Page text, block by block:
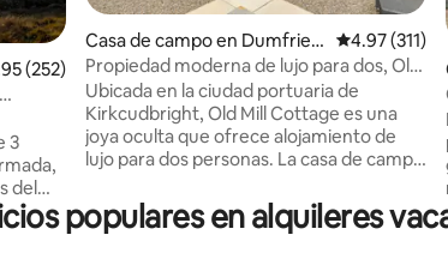
promedio: 4.95 de 5, 252 reseñas
(252)
del
del
Casa de campo en Dumfries
and Galloway
Calificación
4.97 (311)
Propiedad moderna de lujo para dos, Old
Mill Cottage
Ubicada en la ciudad portuaria de
Kirkcudbright, Old Mill Cottage es una
joya oculta que ofrece alojamiento de
lujo para dos personas. La casa de campo
restauración completa, lo que significa
que los afortunados huéspedes podrán
populares en alquileres